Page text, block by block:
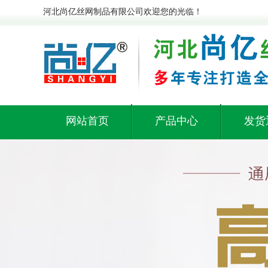
河北尚亿丝网制品有限公司欢迎您的光临！
网站首页 产品中心 发货